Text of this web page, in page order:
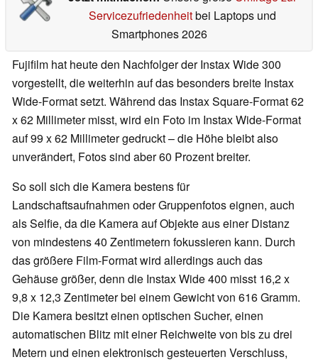
Servicezufriedenheitbei Laptops und
Smartphones 2026
Fujifilm hat heute den Nachfolger der Instax Wide 300
vorgestellt, die weiterhin auf das besonders breite Instax
Wide-Format setzt. Während das Instax Square-Format 62
x 62 Millimeter misst, wird ein Foto im Instax Wide-Format
auf 99 x 62 Millimeter gedruckt – die Höhe bleibt also
unverändert, Fotos sind aber 60 Prozent breiter.
So soll sich die Kamera bestens für
Landschaftsaufnahmen oder Gruppenfotos eignen, auch
als Selfie, da die Kamera auf Objekte aus einer Distanz
von mindestens 40 Zentimetern fokussieren kann. Durch
das größere Film-Format wird allerdings auch das
Gehäuse größer, denn die Instax Wide 400 misst 16,2 x
9,8 x 12,3 Zentimeter bei einem Gewicht von 616 Gramm.
Die Kamera besitzt einen optischen Sucher, einen
automatischen Blitz mit einer Reichweite von bis zu drei
Metern und einen elektronisch gesteuerten Verschluss,